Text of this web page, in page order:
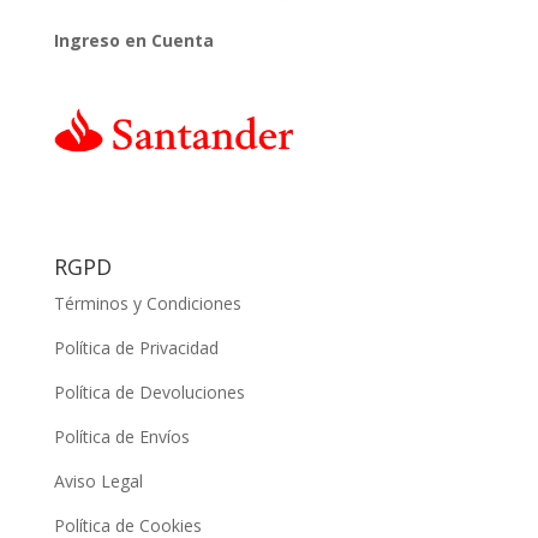
Ingreso en Cuenta
RGPD
Términos y Condiciones
Política de Privacidad
Política de Devoluciones
Política de Envíos
Aviso Legal
Política de Cookies